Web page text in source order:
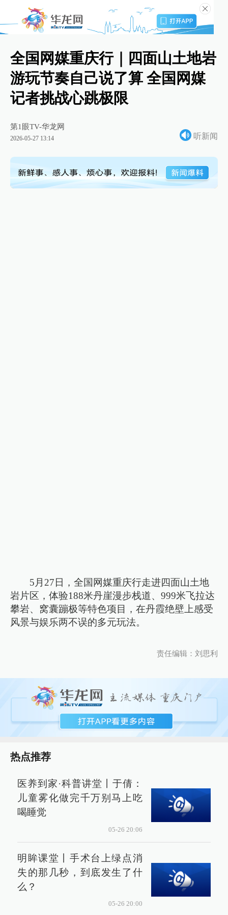
全国网媒重庆行｜四面山土地岩
游玩节奏自己说了算 全国网媒
记者挑战心跳极限
第1眼TV-华龙网
2026-05-27 13:14 听新闻
5月27日，全国网媒重庆行走进四面山土地
岩片区，体验188米丹崖漫步栈道、999米飞拉达
攀岩、窝囊蹦极等特色项目，在丹霞绝壁上感受
风景与娱乐两不误的多元玩法。
责任编辑：刘思利
热点推荐
医养到家·科普讲堂丨于倩：
儿童雾化做完千万别马上吃
喝睡觉
05-26 20:06
明眸课堂丨手术台上绿点消
失的那几秒，到底发生了什
么？
05-26 20:00